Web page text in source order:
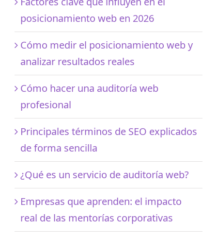
posicionamiento web en 2026
Cómo medir el posicionamiento web y
analizar resultados reales
Cómo hacer una auditoría web
profesional
Principales términos de SEO explicados
de forma sencilla
¿Qué es un servicio de auditoría web?
Empresas que aprenden: el impacto
real de las mentorías corporativas